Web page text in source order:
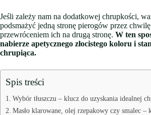
Jeśli zależy nam na dodatkowej chrupkości,
podsmażyć jedną stronę pierogów przez
przewróceniem ich na drugą stronę. W ten
nabierze apetycznego złocistego koloru i
chrupiąca.
Spis treści
Wybór tłuszczu – klucz do uzyskania idealnej
Masło klarowane, olej rzepakowy czy smalec –